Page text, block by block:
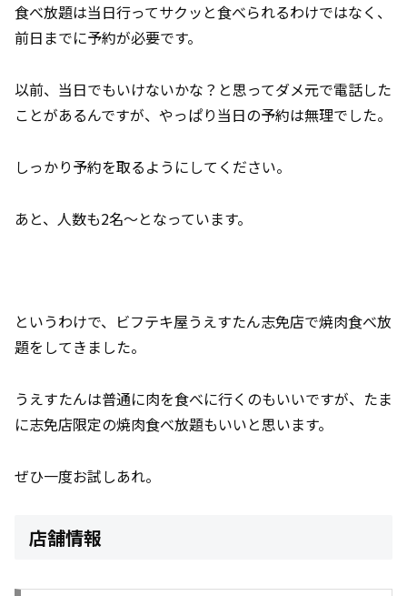
食べ放題は当日行ってサクッと食べられるわけではなく、
前日までに予約が必要です。
以前、当日でもいけないかな？と思ってダメ元で電話した
ことがあるんですが、やっぱり当日の予約は無理でした。
しっかり予約を取るようにしてください。
あと、人数も2名～となっています。
というわけで、ビフテキ屋うえすたん志免店で焼肉食べ放
題をしてきました。
うえすたんは普通に肉を食べに行くのもいいですが、たま
に志免店限定の焼肉食べ放題もいいと思います。
ぜひ一度お試しあれ。
店舗情報